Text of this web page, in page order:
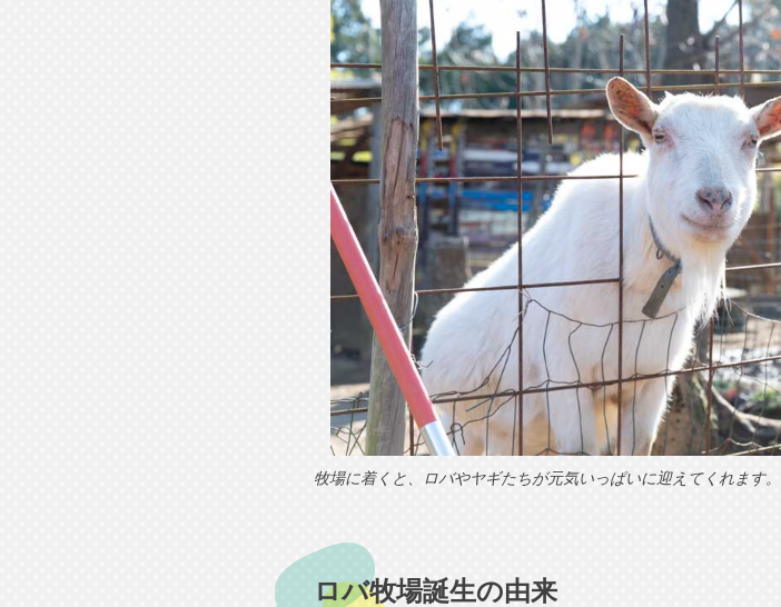
牧場に着くと、ロバやヤギたちが元気いっぱいに迎えてくれます。
ロバ牧場誕生の由来